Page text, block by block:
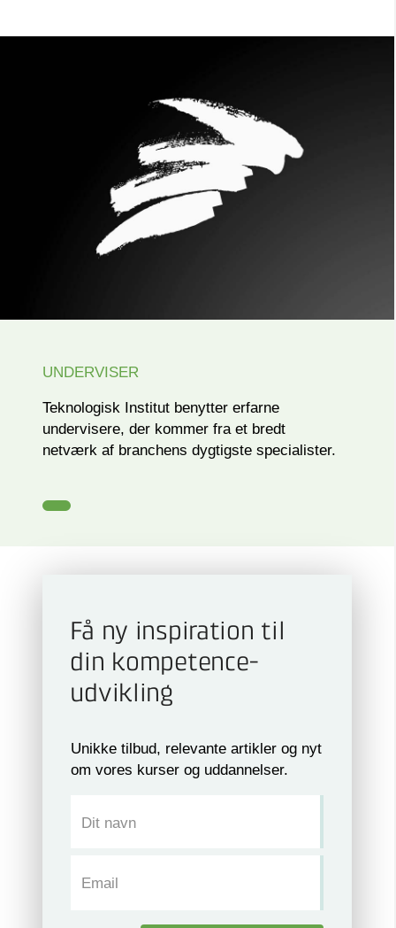
UNDERVISER
Teknologisk Institut benytter erfarne
undervisere, der kommer fra et bredt
netværk af branchens dygtigste specialister.
Få ny inspiration til
din kompetence­
udvikling
Unikke tilbud, relevante artikler og nyt
om vores kurser og uddannelser.
Dit navn
Email